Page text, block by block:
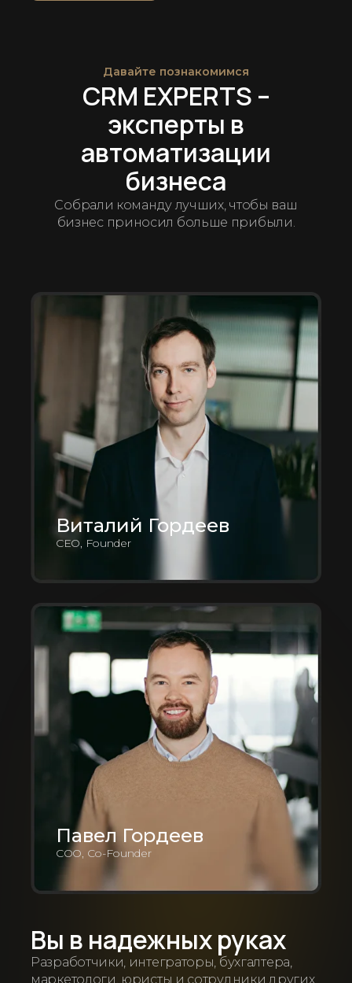
Вы в надежных руках
Разработчики, интеграторы, бухгалтера,
маркетологи, юристы и сотрудники других
Павел Гордеев
COO, Co-Founder
Виталий Гордеев
CEO, Founder
Давайте познакомимся
CRM EXPERTS –
эксперты в
автоматизации
бизнеса
Собрали команду лучших, чтобы ваш
бизнес приносил больше прибыли.